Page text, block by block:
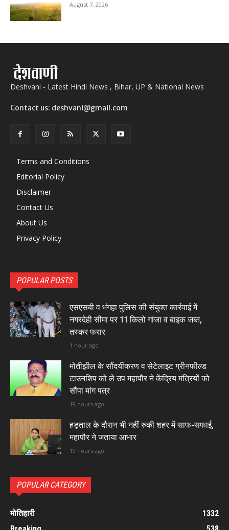
August 7, 2026
Deshvani - Latest Hindi News , Bihar, UP & National News
Contact us: deshvani@gmail.com
Terms and Conditions
Editorial Policy
Disclaimer
Contact Us
About Us
Privacy Policy
POPULAR POSTS
एसएसबी व भंगहा पुलिस की संयुक्त कार्रवाई में
नगरदेही सीमा पर 11 किलो गांजा व बाइक जब्त,
तस्कर फरार
1 hour ago
मोतीझील के सौंदर्यीकरण व सेटेलाइट ग्रीनफील्ड
टाउनशिप को ले उप महापौर ने केंद्रिय मंत्रियों को
सौंपा मांग पत्र
19 hours ago
हड़ताल के दौरान भी नहीं रुकी शहर में साफ-सफाई,
महापौर ने जताया आभार
19 hours ago
POPULAR CATEGORY
मोतिहारी
1332